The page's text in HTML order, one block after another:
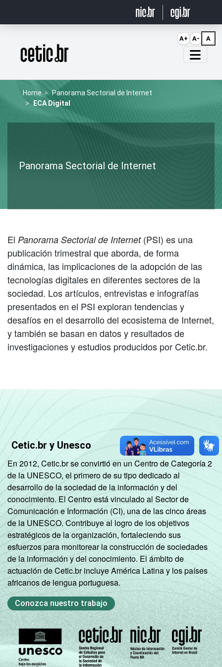
Página inicial
Home
Panorama Sectorial de Internet
ECA Digital
Panorama Sectorial de Internet
El Panorama Sectorial de Internet(PSI) es una
publicación trimestral que aborda, de forma
dinámica, las implicaciones de la adopción de las
tecnologías digitales en diferentes sectores de la
sociedad. Los artículos, entrevistas e infografías
presentados en el PSI exploran tendencias y
desafíos en el desarrollo del ecosistema de Internet,
y también se basan en datos y resultados de
investigaciones y estudios producidos por Cetic.br.
Cetic.br y Unesco
En 2012, Cetic.br se convirtió en un Centro de Categoría 2
de la UNESCO, el primero de su tipo dedicado al
desarrollo de la sociedad de la información y del
conocimiento. El Centro está vinculado al Sector de
Comunicación e Información (CI), una de las cinco áreas
de la UNESCO. Contribuye al logro de los objetivos
estratégicos de la organización, fortaleciendo sus
esfuerzos para monitorear la construcción de sociedades
de la información y del conocimiento. El ámbito de
actuación de Cetic.br incluye América Latina y los países
africanos de lengua portuguesa.
Conozca nuestro trabajo
A+ A- A